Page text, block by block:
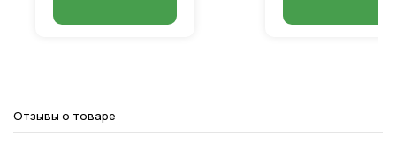
Отзывы о товаре